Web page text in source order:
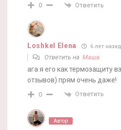
0 Ответить
Loshkel Elena 6 лет назад
Ответить на Маша
ага я его как термозащиту
отзывов) прям очень даже!
0 Ответить
Автор